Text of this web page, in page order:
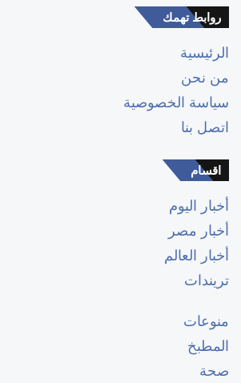
روابط تهمك
الرئيسية
من نحن
سياسة الخصوصية
اتصل بنا
اقسام
أخبار اليوم
أخبار مصر
أخبار العالم
تريندات
منوعات
المطبخ
صحة